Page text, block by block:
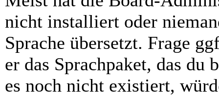
nicht installiert oder
Sprache übersetzt. Frage
er das Sprachpaket, das
es noch nicht existiert,